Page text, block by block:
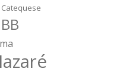
Catequese